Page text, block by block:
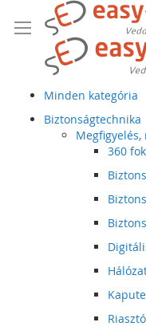
Minden kategória
Biztonságtechnika
Megfigyelés,
360